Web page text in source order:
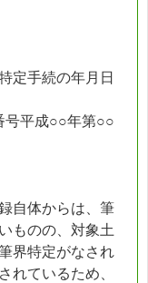
定手続の年月日
号平成○○年第○○
自体からは、筆
ものの、対象土
界特定がなされ
れているため、